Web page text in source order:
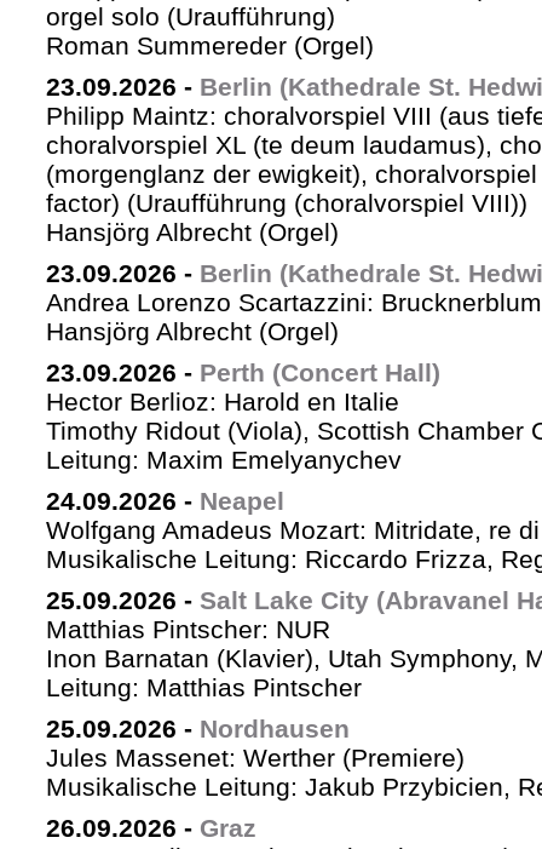
orgel solo (Uraufführung)
Roman Summereder (Orgel)
23.09.2026 - Berlin (Kathedrale St.
Philipp Maintz: choralvorspiel VIII (aus
choralvorspiel XL (te deum laudamus),
(morgenglanz der ewigkeit),
factor) (Uraufführung (choralvorspiel VIII))
Hansjörg Albrecht (Orgel)
23.09.2026 - Berlin (Kathedrale St.
Andrea Lorenzo Scartazzini:
Hansjörg Albrecht (Orgel)
23.09.2026 - Perth (Concert Hall)
Hector Berlioz: Harold en Italie
Timothy Ridout (Viola), Scottish Chamber
Leitung: Maxim Emelyanychev
24.09.2026 - Neapel
Wolfgang Amadeus Mozart: Mitridate, re
Musikalische Leitung: Riccardo Frizza,
25.09.2026 - Salt Lake City (Abravanel
Matthias Pintscher: NUR
Inon Barnatan (Klavier), Utah Symphony,
Leitung: Matthias Pintscher
25.09.2026 - Nordhausen
Jules Massenet: Werther (Premiere)
Musikalische Leitung: Jakub Przybicien,
26.09.2026 - Graz